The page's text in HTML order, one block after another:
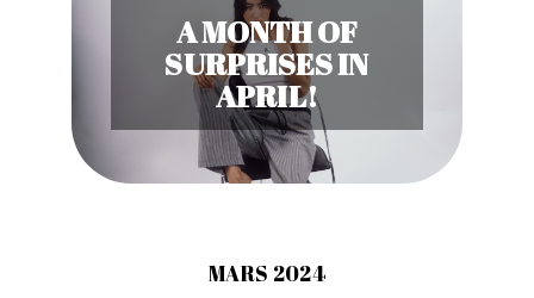
A MONTH OF
SURPRISES IN
APRIL!
MARS 2024